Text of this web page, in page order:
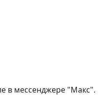
в мессенджере "Макс".